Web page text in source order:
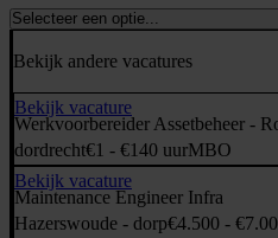
Selecteer een optie...
Bekijk andere vacatures
Werkvoorbereider Assetbeheer -
dordrecht€1 - €140 uurMBO
Bekijk vacature
Maintenance Engineer Infra
Hazerswoude - dorp€4.500 -
Bekijk vacature